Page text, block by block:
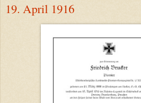
19. April 1916